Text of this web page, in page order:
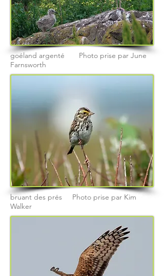
goéland argenté Photo prise par June
Farnsworth
bruant des prés Photo prise par Kim
Walker